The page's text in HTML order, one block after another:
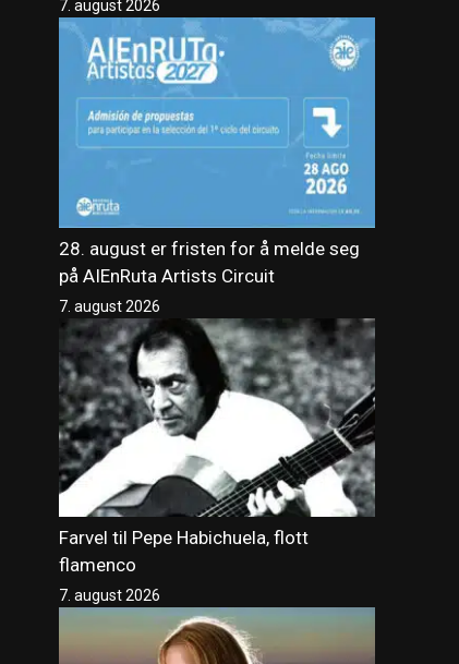
7. august 2026
28. august er fristen for å melde seg
på AIEnRuta Artists Circuit
7. august 2026
Farvel til Pepe Habichuela, flott
flamenco
7. august 2026